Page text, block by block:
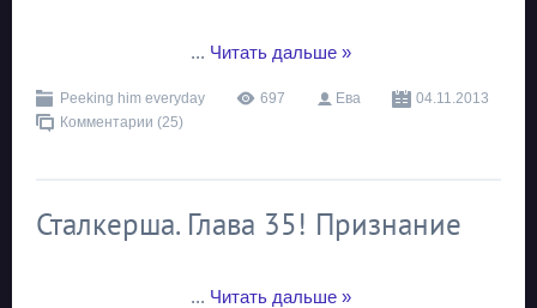
... Читать дальше »
Peeking him everyday 697 Ева
04.11.2013
Комментарии (25)
Сталкерша. Глава 35! Признание
... Читать дальше »